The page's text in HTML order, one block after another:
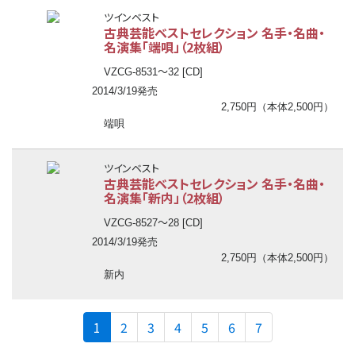
ツインベスト
古典芸能ベストセレクション 名手・名曲・
名演集「端唄」（2枚組）
VZCG-8531〜32 [CD]
2014/3/19発売
2,750円（本体2,500円）
端唄
ツインベスト
古典芸能ベストセレクション 名手・名曲・
名演集「新内」（2枚組）
VZCG-8527〜28 [CD]
2014/3/19発売
2,750円（本体2,500円）
新内
1 (current)
2 3 4 5 6 7